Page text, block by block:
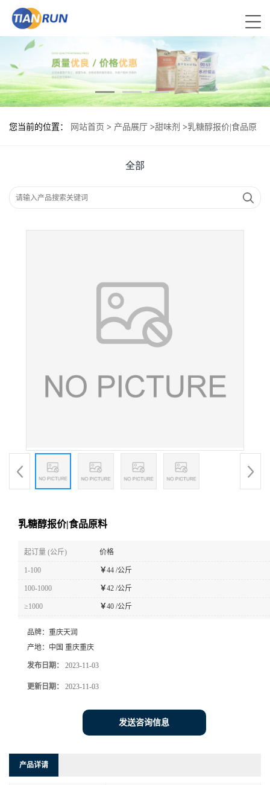
您当前的位置： 网站首页 > 产品展厅 >甜味剂 >乳糖醇报价|食品原
全部
乳糖醇报价|食品原料
起订量 (公斤) 价格
1-100 ￥44 /公斤
100-1000 ￥42 /公斤
≥1000 ￥40 /公斤
品牌： 重庆天润
产地： 中国 重庆重庆
发布日期： 2023-11-03
更新日期： 2023-11-03
发送咨询信息
产品详请